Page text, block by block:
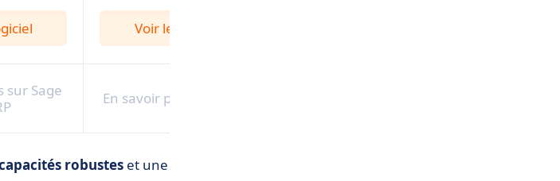
Voir le logiciel
sur Sage
En savoir plus sur Odoo
robustes et une